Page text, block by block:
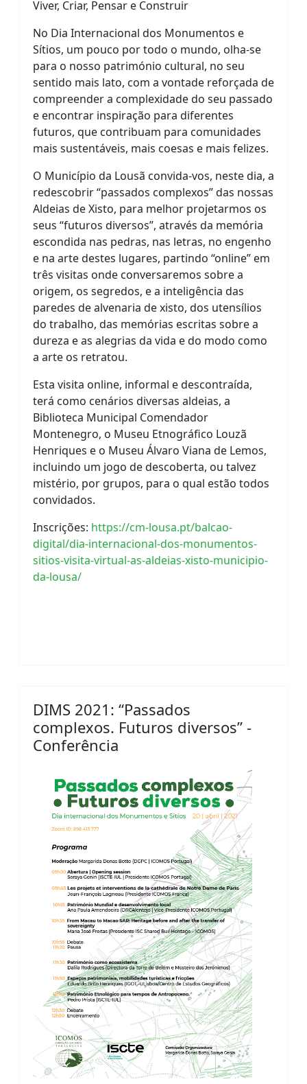
Viver, Criar, Pensar e Construir
No Dia Internacional dos Monumentos e
Sítios, um pouco por todo o mundo, olha-se
para o nosso património cultural, no seu
sentido mais lato, com a vontade reforçada de
compreender a complexidade do seu passado
e encontrar inspiração para diferentes
futuros, que contribuam para comunidades
mais sustentáveis, mais coesas e mais felizes.
O Município da Lousã convida-vos, neste dia, a
redescobrir “passados complexos” das nossas
Aldeias de Xisto, para melhor projetarmos os
seus “futuros diversos”, através da memória
escondida nas pedras, nas letras, no engenho
e na arte destes lugares, partindo “online” em
três visitas onde conversaremos sobre a
origem, os segredos, e a inteligência das
paredes de alvenaria de xisto, dos utensílios
do trabalho, das memórias escritas sobre a
dureza e as alegrias da vida e do modo como
a arte os retratou.
Esta visita online, informal e descontraída,
terá como cenários diversas aldeias, a
Biblioteca Municipal Comendador
Montenegro, o Museu Etnográfico Louzã
Henriques e o Museu Álvaro Viana de Lemos,
incluindo um jogo de descoberta, ou talvez
mistério, por grupos, para o qual estão todos
convidados.
Inscrições: https://cm-lousa.pt/balcao-
digital/dia-internacional-dos-monumentos-
sitios-visita-virtual-as-aldeias-xisto-municipio-
da-lousa/
DIMS 2021: “Passados
complexos. Futuros diversos” -
Conferência